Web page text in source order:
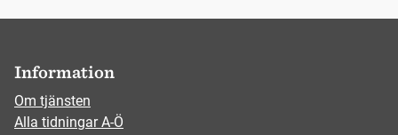
Information
Om tjänsten
Alla tidningar A-Ö